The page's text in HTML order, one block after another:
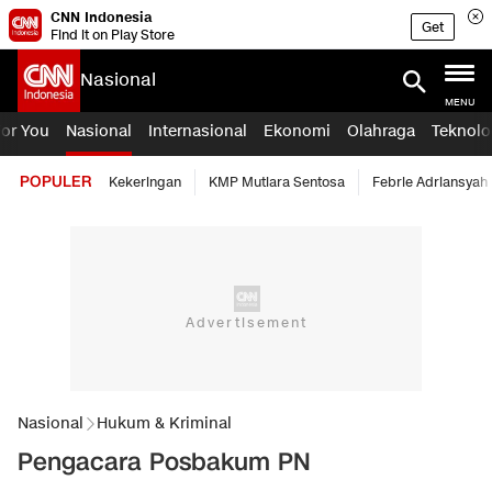
CNN Indonesia
Find it on Play Store
Get
Nasional
MENU
You Nasional Internasional Ekonomi Olahraga
POPULER Kekeringan KMP Mutiara Sentosa Febrie Adriansyah
Nasional Hukum & Kriminal
Pengacara Posbakum PN